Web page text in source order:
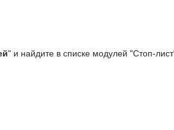
" и найдите в списке модулей "Стоп-